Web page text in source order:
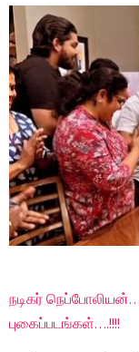
நடிகர்
புகைப்படங்கள்….!!!!